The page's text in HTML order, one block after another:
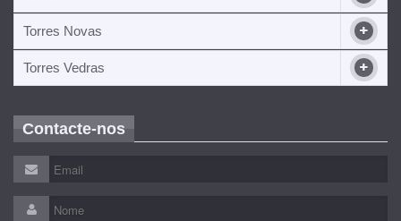
Torres Novas
Torres Vedras
Contacte-nos